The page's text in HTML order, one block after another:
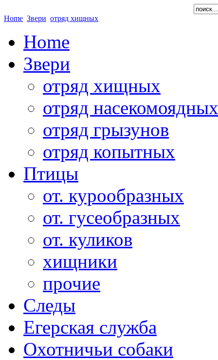
Home Звери отряд хищных
Home
Звери
отряд хищных
отряд насекомоядных
отряд грызунов
отряд копытных
Птицы
от. курообразных
от. гусеобразных
от. куликов
хищники
прочие
Следы
Егерская служба
Охотничьи собаки